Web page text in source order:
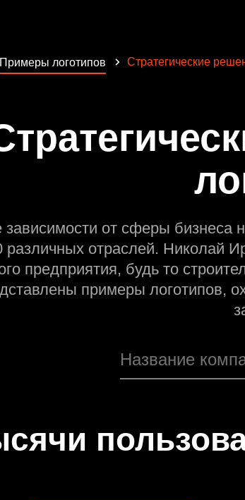
Примеры логотипов Стратегические
зависимости от сферы бизнеса
различных отраслей. Николай
предприятия, будь то
примеры логотипов,